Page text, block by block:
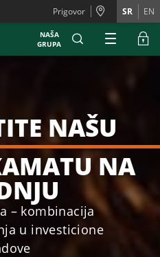
Prigovor SR EN
NAŠA
GRUPA
NAŠU
NA
– kombinacija
u investicione